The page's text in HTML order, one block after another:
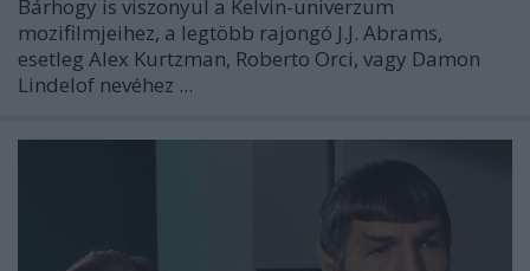
Bárhogy is viszonyul a Kelvin-univerzum
mozifilmjeihez, a legtöbb rajongó J.J. Abrams,
esetleg Alex Kurtzman, Roberto Orci, vagy Damon
Lindelof nevéhez ...